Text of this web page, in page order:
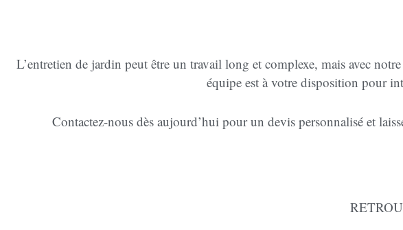
L’entretien de jardin peut être un travail long et complexe, mais avec
équipe est à votre disposition pour
Contactez-nous dès aujourd’hui pour un devis personnalisé et